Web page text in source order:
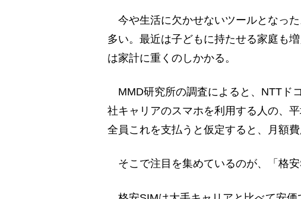
今や生活に欠かせないツールとなっ
多い。最近は子どもに持たせる家庭も
は家計に重くのしかかる。
MMD研究所の調査によると、NTTド
社キャリアのスマホを利用する人の、
全員これを支払うと仮定すると、月額
そこで注目を集めているのが、「格安